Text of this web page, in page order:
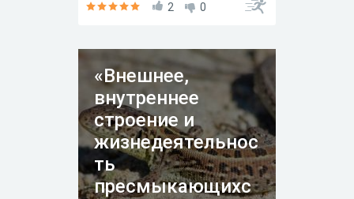
2 0
«Внешнее,
внутреннее
строение и
жизнедеятельнос
ть
пресмыкающихс